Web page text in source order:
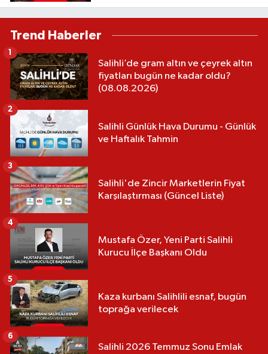
yasaklanmalı!’ Sigaradan bile
Trend Haberler
Salihli’de gram altın ve çeyrek altın
fiyatları bugün ne kadar oldu?
(08.08.2026)
1
Salihli Günlük Hava Durumu - Günlük
ve Haftalık Tahmin
2
Salihli'de Zincir Marketlerin Fiyat
Karşılaştırması (Güncel Liste)
3
Mustafa Özer, Yeni Parti Salihli
Kurucu İlçe Başkanı Oldu
4
Kaza kurbanı Salihlili esnaf, bugün
toprağa verilecek
5
Salihli 2026 Temmuz Sonu Emlak
6